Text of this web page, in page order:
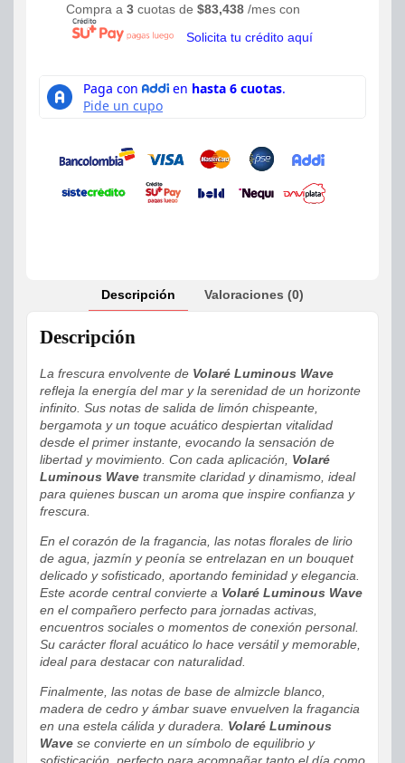
Compra a 3 cuotas de $83,438 /mes con
Solicita tu crédito aquí
Descripción Valoraciones (0)
Descripción
La frescura envolvente de Volaré Luminous Wave
refleja la energía del mar y la serenidad de un horizonte
infinito. Sus notas de salida de limón chispeante,
bergamota y un toque acuático despiertan vitalidad
desde el primer instante, evocando la sensación de
libertad y movimiento. Con cada aplicación, Volaré
Luminous Wave transmite claridad y dinamismo, ideal
para quienes buscan un aroma que inspire confianza y
frescura.
En el corazón de la fragancia, las notas florales de lirio
de agua, jazmín y peonía se entrelazan en un bouquet
delicado y sofisticado, aportando feminidad y elegancia.
Este acorde central convierte a Volaré Luminous Wave
en el compañero perfecto para jornadas activas,
encuentros sociales o momentos de conexión personal.
Su carácter floral acuático lo hace versátil y memorable,
ideal para destacar con naturalidad.
Finalmente, las notas de base de almizcle blanco,
madera de cedro y ámbar suave envuelven la fragancia
en una estela cálida y duradera. Volaré Luminous
Wave se convierte en un símbolo de equilibrio y